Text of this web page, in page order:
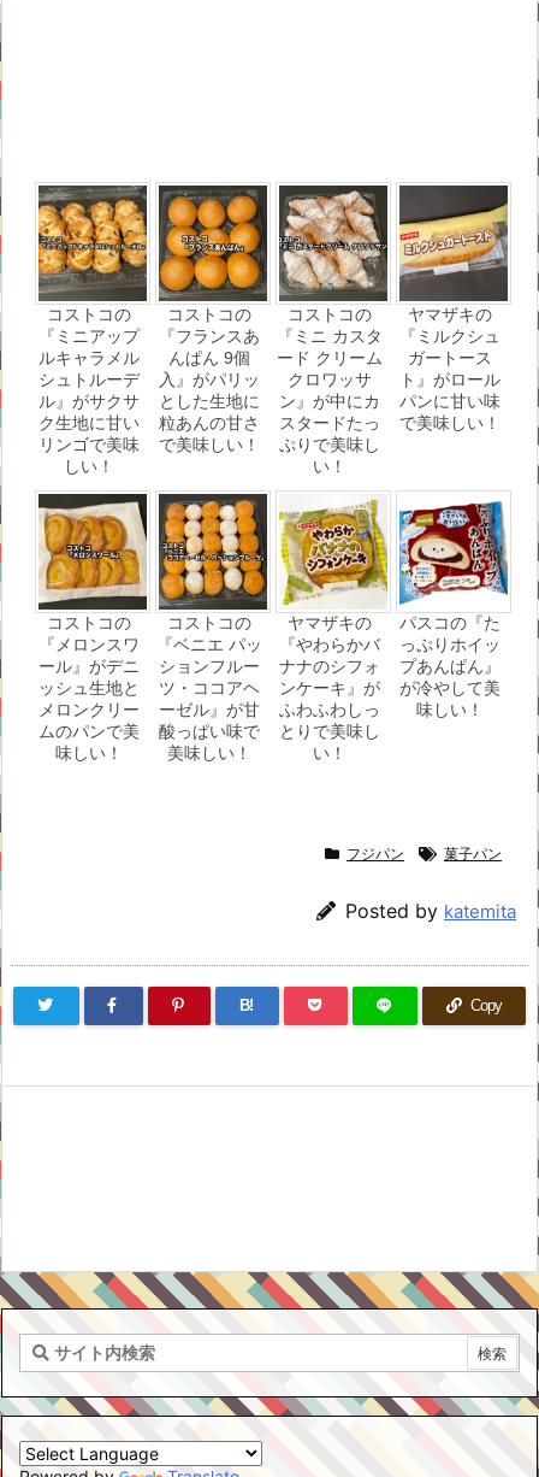
コストコの
『ミニアップ
ルキャラメル
シュトルーデ
ル』がサクサ
ク生地に甘い
リンゴで美味
しい！
コストコの
『フランスあ
んぱん 9個
入』がパリッ
とした生地に
粒あんの甘さ
で美味しい！
コストコの
『ミニ カスタ
ード クリーム
クロワッサ
ン』が中にカ
スタードたっ
ぷりで美味し
い！
ヤマザキの
『ミルクシュ
ガートース
ト』がロール
パンに甘い味
で美味しい！
コストコの
『メロンスワ
ール』がデニ
ッシュ生地と
メロンクリー
ムのパンで美
味しい！
コストコの
『ベニエ パッ
ションフルー
ツ・ココアヘ
ーゼル』が甘
酸っぱい味で
美味しい！
ヤマザキの
『やわらかバ
ナナのシフォ
ンケーキ』が
ふわふわしっ
とりで美味し
い！
パスコの『た
っぷりホイッ
プあんぱん』
が冷やして美
味しい！
フジパン 菓子パン
Posted by katemita
B! Copy